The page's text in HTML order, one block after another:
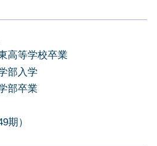
高等学校卒業
部入学
部卒業
期）